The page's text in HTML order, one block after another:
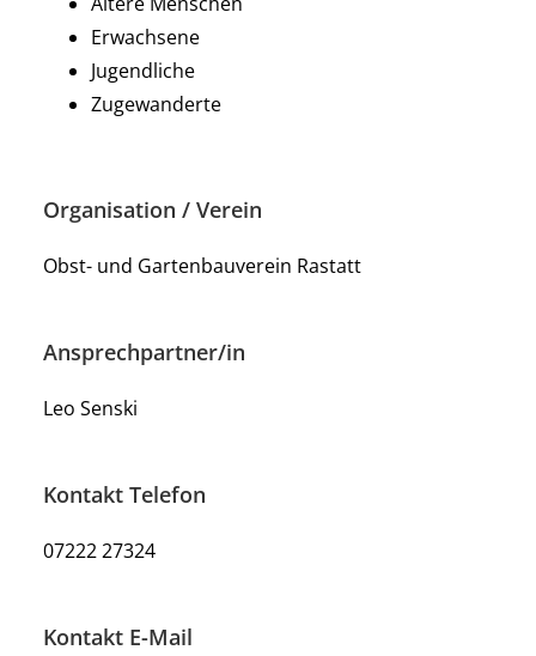
Erwachsene
Jugendliche
Zugewanderte
Organisation / Verein
Obst- und Gartenbauverein Rastatt
Ansprechpartner/in
Leo Senski
Kontakt Telefon
07222 27324
Kontakt E-Mail